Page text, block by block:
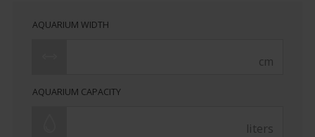
AQUARIUM WIDTH
cm
AQUARIUM CAPACITY
liters